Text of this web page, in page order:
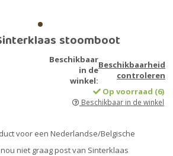
stoomboot
Beschikbaar
in de
winkel:
Beschikbaarheid
controleren
Op voorraad (6)
Beschikbaar in de winkel
voor een Nederlandse/Belgische
niet graag post van Sinterklaas